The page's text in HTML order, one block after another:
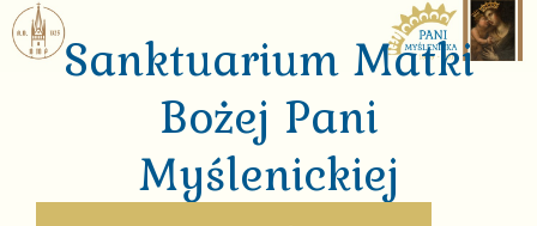
Skip to main content
Sanktuarium Matki
Bożej Pani
Myślenickiej